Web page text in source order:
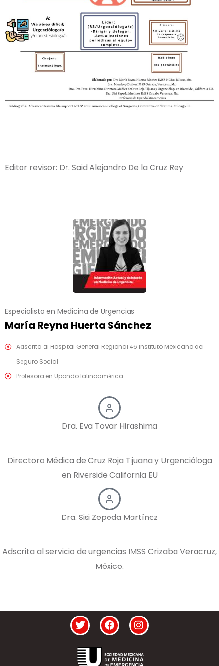
Editor revisor: Dr. Said Alejandro De la Cruz Rey
Especialista en Medicina de Urgencias
María Reyna Huerta Sánchez
Adscrita al Hospital General Regional 46 Instituto Mexicano del
Seguro Social
Profesora en Upando latinoamérica
Dra. Eva Tovar Hirashima
Directora Médica de Cruz Roja Tijuana y Urgencióloga
en Riverside California EU
Dra. Sisi Zepeda Martínez
Adscrita al servicio de urgencias IMSS Orizaba Veracruz,
México.